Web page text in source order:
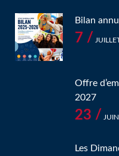
Bilan
7 /
Offre
2027
23 / JUIN
Les